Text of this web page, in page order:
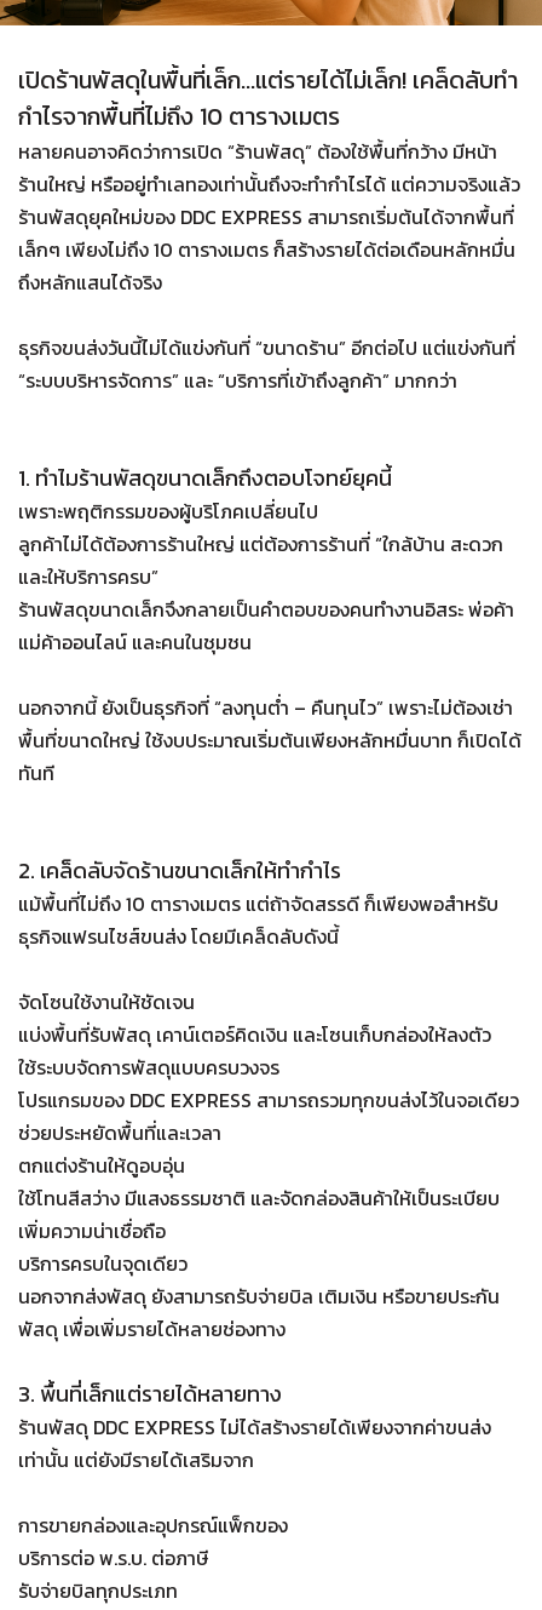
เปิดร้านพัสดุในพื้นที่เล็ก...แต่รายได้ไม่เล็ก! เคล็ดลับทำ
กำไรจากพื้นที่ไม่ถึง 10 ตารางเมตร
หลายคนอาจคิดว่าการเปิด “ร้านพัสดุ” ต้องใช้พื้นที่กว้าง มีหน้า
ร้านใหญ่ หรืออยู่ทำเลทองเท่านั้นถึงจะทำกำไรได้ แต่ความจริงแล้ว
ร้านพัสดุยุคใหม่ของ DDC EXPRESS สามารถเริ่มต้นได้จากพื้นที่
เล็กๆ เพียงไม่ถึง 10 ตารางเมตร ก็สร้างรายได้ต่อเดือนหลักหมื่น
ถึงหลักแสนได้จริง
ธุรกิจขนส่งวันนี้ไม่ได้แข่งกันที่ “ขนาดร้าน” อีกต่อไป แต่แข่งกันที่
“ระบบบริหารจัดการ” และ “บริการที่เข้าถึงลูกค้า” มากกว่า
1. ทำไมร้านพัสดุขนาดเล็กถึงตอบโจทย์ยุคนี้
เพราะพฤติกรรมของผู้บริโภคเปลี่ยนไป
ลูกค้าไม่ได้ต้องการร้านใหญ่ แต่ต้องการร้านที่ “ใกล้บ้าน สะดวก
และให้บริการครบ”
ร้านพัสดุขนาดเล็กจึงกลายเป็นคำตอบของคนทำงานอิสระ พ่อค้า
แม่ค้าออนไลน์ และคนในชุมชน
นอกจากนี้ ยังเป็นธุรกิจที่ “ลงทุนต่ำ – คืนทุนไว” เพราะไม่ต้องเช่า
พื้นที่ขนาดใหญ่ ใช้งบประมาณเริ่มต้นเพียงหลักหมื่นบาท ก็เปิดได้
ทันที
2. เคล็ดลับจัดร้านขนาดเล็กให้ทำกำไร
แม้พื้นที่ไม่ถึง 10 ตารางเมตร แต่ถ้าจัดสรรดี ก็เพียงพอสำหรับ
ธุรกิจแฟรนไชส์ขนส่ง โดยมีเคล็ดลับดังนี้
จัดโซนใช้งานให้ชัดเจน
แบ่งพื้นที่รับพัสดุ เคาน์เตอร์คิดเงิน และโซนเก็บกล่องให้ลงตัว
ใช้ระบบจัดการพัสดุแบบครบวงจร
โปรแกรมของ DDC EXPRESS สามารถรวมทุกขนส่งไว้ในจอเดียว
ช่วยประหยัดพื้นที่และเวลา
ตกแต่งร้านให้ดูอบอุ่น
ใช้โทนสีสว่าง มีแสงธรรมชาติ และจัดกล่องสินค้าให้เป็นระเบียบ
เพิ่มความน่าเชื่อถือ
บริการครบในจุดเดียว
นอกจากส่งพัสดุ ยังสามารถรับจ่ายบิล เติมเงิน หรือขายประกัน
พัสดุ เพื่อเพิ่มรายได้หลายช่องทาง
3. พื้นที่เล็กแต่รายได้หลายทาง
ร้านพัสดุ DDC EXPRESS ไม่ได้สร้างรายได้เพียงจากค่าขนส่ง
เท่านั้น แต่ยังมีรายได้เสริมจาก
การขายกล่องและอุปกรณ์แพ็กของ
บริการต่อ พ.ร.บ. ต่อภาษี
รับจ่ายบิลทุกประเภท